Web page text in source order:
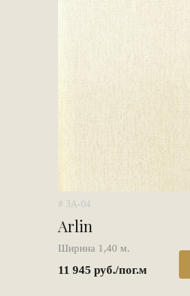
# 3A-04
Arlin
Ширина 1,40 м.
11 945 руб./пог.м